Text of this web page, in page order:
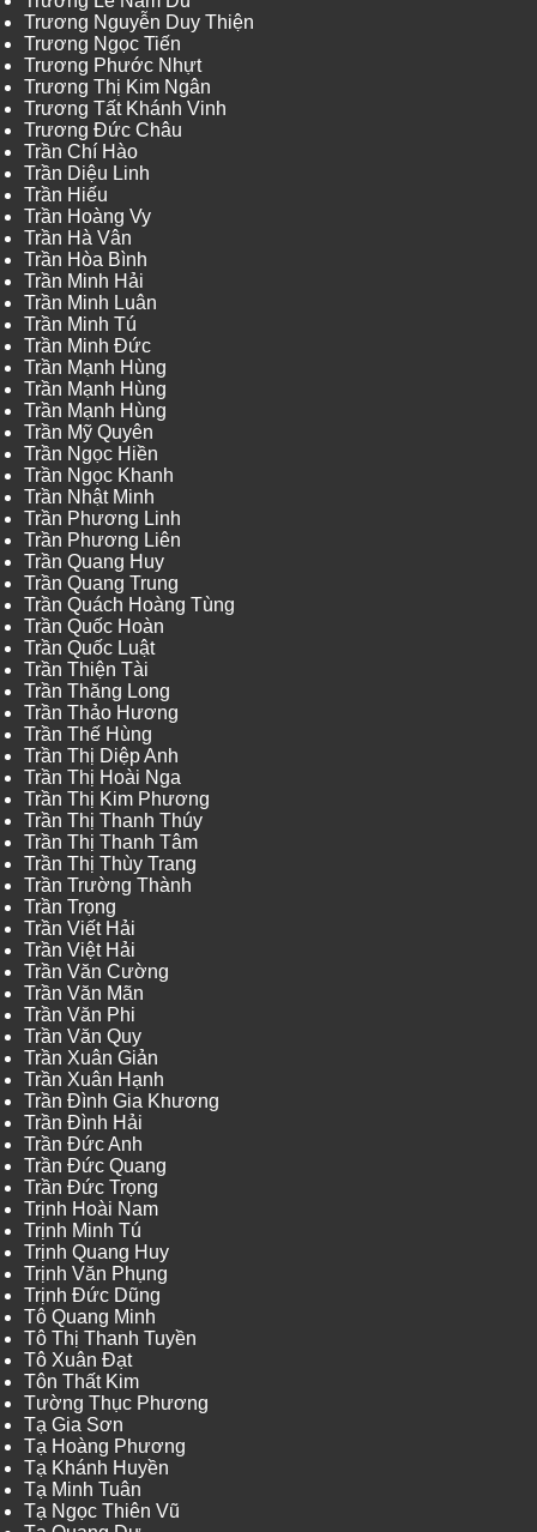
Trương Nguyễn Duy Thiện
Trương Ngọc Tiến
Trương Phước Nhựt
Trương Thị Kim Ngân
Trương Tất Khánh Vinh
Trương Đức Châu
Trần Chí Hào
Trần Diệu Linh
Trần Hiếu
Trần Hoàng Vy
Trần Hà Vân
Trần Hòa Bình
Trần Minh Hải
Trần Minh Luân
Trần Minh Tú
Trần Minh Đức
Trần Mạnh Hùng
Trần Mạnh Hùng
Trần Mạnh Hùng
Trần Mỹ Quyên
Trần Ngọc Hiền
Trần Ngọc Khanh
Trần Nhật Minh
Trần Phương Linh
Trần Phương Liên
Trần Quang Huy
Trần Quang Trung
Trần Quách Hoàng Tùng
Trần Quốc Hoàn
Trần Quốc Luật
Trần Thiện Tài
Trần Thăng Long
Trần Thảo Hương
Trần Thế Hùng
Trần Thị Diệp Anh
Trần Thị Hoài Nga
Trần Thị Kim Phương
Trần Thị Thanh Thúy
Trần Thị Thanh Tâm
Trần Thị Thùy Trang
Trần Trường Thành
Trần Trọng
Trần Viết Hải
Trần Việt Hải
Trần Văn Cường
Trần Văn Mãn
Trần Văn Phi
Trần Văn Quy
Trần Xuân Giản
Trần Xuân Hạnh
Trần Đình Gia Khương
Trần Đình Hải
Trần Đức Anh
Trần Đức Quang
Trần Đức Trọng
Trịnh Hoài Nam
Trịnh Minh Tú
Trịnh Quang Huy
Trịnh Văn Phụng
Trịnh Đức Dũng
Tô Quang Minh
Tô Thị Thanh Tuyền
Tô Xuân Đạt
Tôn Thất Kim
Tường Thục Phương
Tạ Gia Sơn
Tạ Hoàng Phương
Tạ Khánh Huyền
Tạ Minh Tuân
Tạ Ngọc Thiên Vũ